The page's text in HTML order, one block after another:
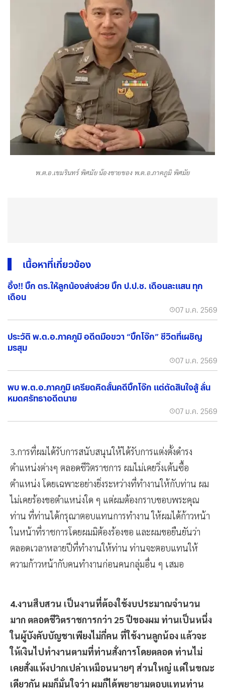
พ.ต.อ.เขมรินทร์ พิศมัย น้องชายของ พ.ต.อ.ภาคภูมิ พิศมัย
เนื้อหาที่เกี่ยวข้อง
อึ้ง!! บิ๊ก ตร.ให้ลูกน้องส่งส่วย บิ๊ก ป.ป.ช. เดือนละแสน ทุก
เดือน
07 ม.ค. 2569
ประวัติ พ.ต.อ.ภาคภูมิ อดีตมือขวา “บิ๊กโจ๊ก” ชีวิตที่เผชิญ
มรสุม
07 ม.ค. 2569
พบ พ.ต.อ.ภาคภูมิ เครียดคิดสั้นคดีบิ๊กโจ๊ก แต่ตัดสินใจสู้ ลั่น
หมดศรัทธาอดีตนาย
07 ม.ค. 2569
3.การที่ผมได้รับการสนับสนุนให้ได้รับการแต่งตั้งดำรง
ตำแหน่งต่างๆ ตลอดชีวิตราชการ ผมไม่เคยวิ่งเต้นซื้อ
ตำแหน่ง โดยเฉพาะอย่างยิ่งระหว่างที่ทำงานให้กับท่าน ผม
ไม่เคยร้องขอตำแหน่งใด ๆ แต่ผมต้องกราบขอบพระคุณ
ท่าน ที่ท่านได้กรุณาตอบแทนการทำงาน ให้ผมได้ก้าวหน้า
ในหน้าที่ราชการโดยผมมิต้องร้องขอ และผมขอยืนยันว่า
ตลอดเวลาหลายปีที่ทำงานให้ท่าน ท่านจะตอบแทนให้
ความก้าวหน้ากับคนทำงานก่อนคนกลุ่มอื่น ๆ เสมอ
4.งานสืบสวน เป็นงานที่ต้องใช้งบประมาณจำนวน
มาก ตลอดชีวิตราชการกว่า 25 ปีของผม ท่านเป็นหนึ่ง
ในผู้บังคับบัญชาเพียงไม่กี่คน ที่ใช้งานลูกน้อง แล้วจะ
ให้เงินไปทำงานตามที่ท่านสั่งการโดยตลอด ท่านไม่
เคยสั่งแห้งปากเปล่าเหมือนนายๆ ส่วนใหญ่ แต่ในขณะ
เดียวกัน ผมก็มั่นใจว่า ผมก็ได้พยายามตอบแทนท่าน